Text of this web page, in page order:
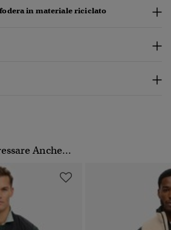
in materiale riciclato
Anche...